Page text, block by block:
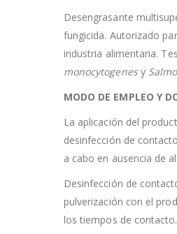
Desengrasante
fungicida. Autorizado
industria alimentaria.
monocytogenesy
MODO DE EMPLEO Y
La aplicación del
desinfección de
a cabo en ausencia de
Desinfección de
pulverización con el
los tiempos de